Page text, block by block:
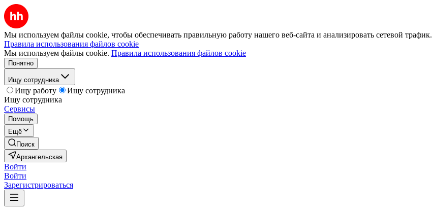
Мы используем файлы cookie, чтобы обеспечивать правильную работу нашего веб-сайта и анализировать сетевой трафик.
Правила использования файлов cookie
Мы используем файлы cookie. Правила использования файлов cookie
Понятно
Ищу сотрудника
Ищу работу
Ищу сотрудника
Ищу сотрудника
Сервисы
Помощь
Ещё
Поиск
Архангельская
Войти
Войти
Зарегистрироваться